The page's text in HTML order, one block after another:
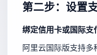
第二步：设置
绑定信用卡或国际支
阿里云国际版支持